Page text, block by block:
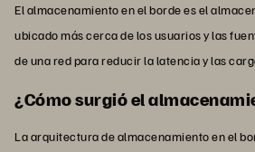
El almacenamiento en el borde es el
ubicado más cerca de los usuarios y las
de una red para reducir la latencia y las
¿Cómo surgió el
La arquitectura de almacenamiento en el